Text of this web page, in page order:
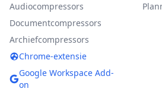
Audiocompressors
Documentcompressors
Archiefcompressors
Chrome-extensie
Google Workspace Add-
on